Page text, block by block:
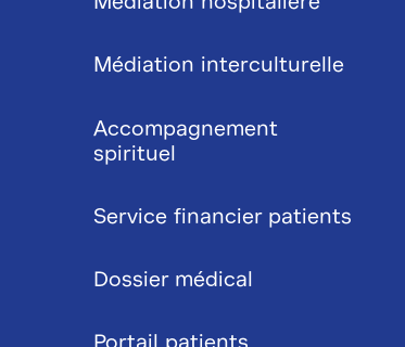
Médiation interculturelle
Accompagnement
spirituel
Service financier patients
Dossier médical